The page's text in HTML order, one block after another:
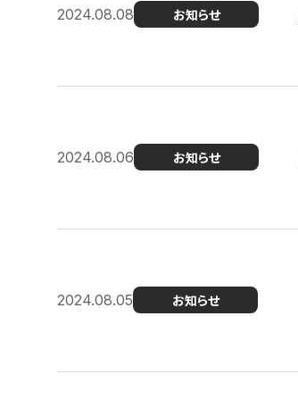
2024.08.08 お知らせ
2024.08.06 お知らせ
2024.08.05 お知らせ